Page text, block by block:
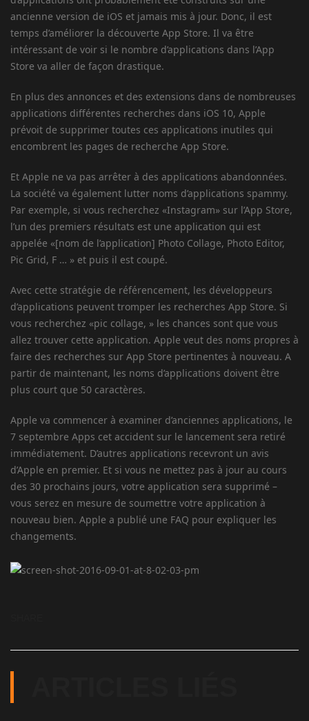
ancienne version de iOS et jamais mis à jour. Donc, il est
temps d’améliorer la découverte App Store. Il va être
intéressant de voir si le nombre d’applications dans l’App
Store va aller de façon drastique.
En plus des annonces et des extensions dans de nombreuses
applications différentes recherches dans iOS 10, Apple
prévoit de supprimer toutes ces applications inutiles qui
encombrent les pages de recherche App Store.
Et Apple ne va pas arrêter à des applications abandonnées.
La société va également lutter noms d’applications spammy.
Par exemple, si vous recherchez «Instagram» sur l’App Store,
l’un des premiers résultats est une application qui est
appelée «[nom de l’application] Photo Collage, Photo Editor,
Pic Grid, F … » et puis il est coupé.
Avec cette stratégie de référencement, les développeurs
d’applications peuvent tromper les recherches App Store. Si
vous recherchez «pic collage, » les chances sont que vous
allez trouver cette application. Apple veut des noms propres à
faire des recherches sur App Store pertinentes à nouveau. A
partir de maintenant, les noms d’applications doivent être
plus court que 50 caractères.
Apple va commencer à examiner d’anciennes applications, le
7 septembre Apps cet accident sur le lancement sera retiré
immédiatement. D’autres applications recevront un avis
d’Apple en premier. Et si vous ne mettez pas à jour au cours
des 30 prochains jours, votre application sera supprimé –
vous serez en mesure de soumettre votre application à
nouveau bien. Apple a publié une FAQ pour expliquer les
changements.